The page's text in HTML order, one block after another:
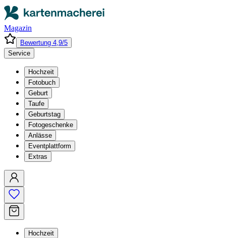
Magazin
Bewertung 4,9/5
Service
Hochzeit
Fotobuch
Geburt
Taufe
Geburtstag
Fotogeschenke
Anlässe
Eventplattform
Extras
Hochzeit